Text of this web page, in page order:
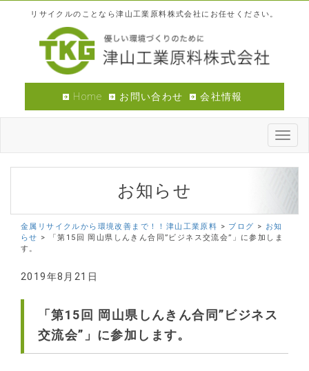
リサイクルのことなら津山工業原料株式会社にお任せください。
Home お問い合わせ 会社情報
お知らせ
金属リサイクルから環境改善まで！！津山工業原料 > ブログ > お知
らせ >
「第15回 岡山県しんきん合同”ビジネス交流会”」に参加しま
す。
2019年8月21日
「第15回 岡山県しんきん合同”ビジネス
交流会”」に参加します。